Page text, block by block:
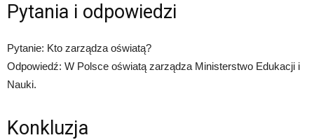
Pytania i odpowiedzi
Pytanie: Kto zarządza oświatą?
Odpowiedź: W Polsce oświatą zarządza Ministerstwo Edukacji i
Nauki.
Konkluzja